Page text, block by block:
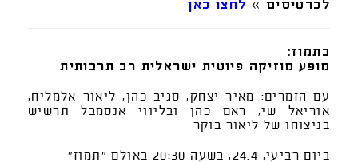
לכרטיסים » לחצו כאן
בתמוז:
מופע מוזיקה פיוטית ישראלית רב תרבותית
עם הזמרים: מאיר יצחק, סגיב כהן, ליאור אלמליח,
אוריאל שי, ראם כהן ובליווי אנסמבל תרשיש
בניצוחו של ליאור בוקר
ביום רביעי, 24.4, בשעה 20:30 באולם "תמוז"